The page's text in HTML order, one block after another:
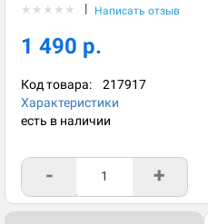
★ ★ ★ ★ ★ | Написать отзыв
1 490 р.
Код товара: 217917
Характеристики
есть в наличии
- +